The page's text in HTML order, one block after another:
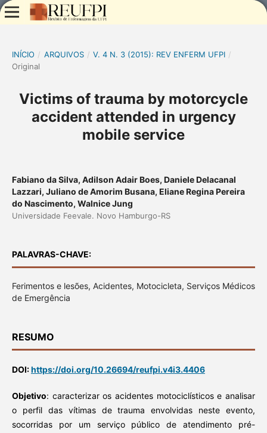
INÍCIO / ARQUIVOS / V. 4 N. 3 (2015): REV ENFERM UFPI /
Original
Victims of trauma by motorcycle
accident attended in urgency
mobile service
Fabiano da Silva, Adilson Adair Boes, Daniele Delacanal
Lazzari, Juliano de Amorim Busana, Eliane Regina Pereira
do Nascimento, Walnice Jung
Universidade Feevale. Novo Hamburgo-RS
PALAVRAS-CHAVE:
Ferimentos e lesões, Acidentes, Motocicleta, Serviços Médicos
de Emergência
RESUMO
DOI:https://doi.org/10.26694/reufpi.v4i3.4406
Objetivo: caracterizar os acidentes motociclísticos e analisar
o perfil das vítimas de trauma envolvidas neste evento,
socorridas por um serviço público de atendimento pré-